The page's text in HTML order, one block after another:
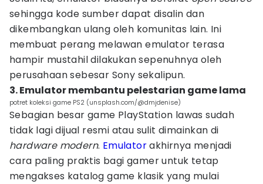
sehingga kode sumber dapat disalin dan
dikembangkan ulang oleh komunitas lain. Ini
membuat perang melawan emulator terasa
hampir mustahil dilakukan sepenuhnya oleh
perusahaan sebesar Sony sekalipun.
3. Emulator membantu pelestarian game lama
potret koleksi game PS2 (unsplash.com/@dmjdenise)
Sebagian besar game PlayStation lawas sudah
tidak lagi dijual resmi atau sulit dimainkan di
hardware modern. Emulatorakhirnya menjadi
cara paling praktis bagi gamer untuk tetap
mengakses katalog game klasik yang mulai